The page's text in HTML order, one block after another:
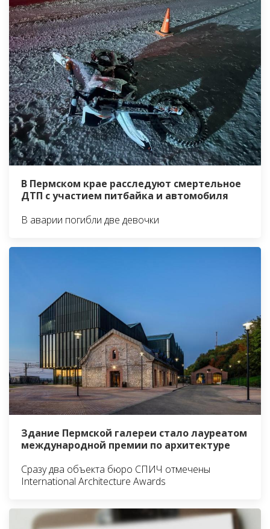
В Пермском крае расследуют смертельное
ДТП с участием питбайка и автомобиля
В аварии погибли две девочки
Здание Пермской галереи стало лауреатом
международной премии по архитектуре
Сразу два объекта бюро СПИЧ отмечены
International Architecture Awards